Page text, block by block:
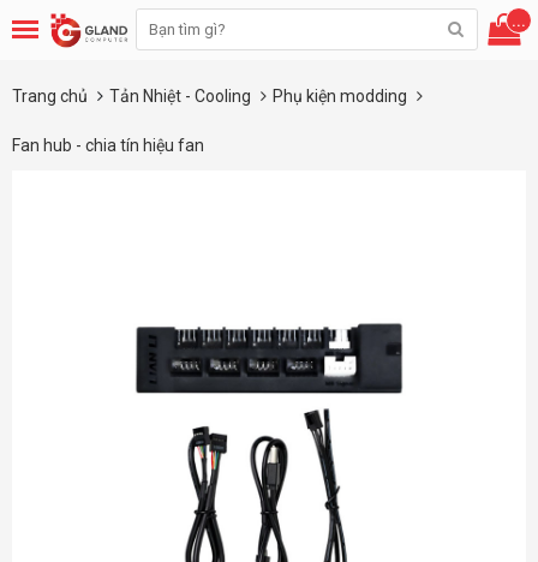
...
Trang chủ Tản Nhiệt - Cooling Phụ kiện modding
Fan hub - chia tín hiệu fan